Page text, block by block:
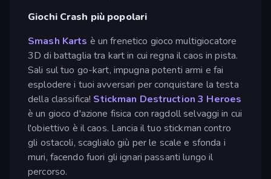
Giochi Crash più popolari
Smash Karts è un frenetico gioco multigiocatore
3D di battaglia tra kart in cui regna il caos in pista.
Sali sul tuo go-kart, impugna potenti armi e fai
esplodere i tuoi avversari per conquistare la testa
della classifica! Stickman Destruction 3 Heroes
è un gioco d'azione fisica con ragdoll selvaggi in cui
l'obiettivo è il caos. Lancia il tuo stickman contro
gli ostacoli, scaglialo giù per le scale e sfonda i
muri, facendo fuori gli ignari passanti lungo il
percorso.